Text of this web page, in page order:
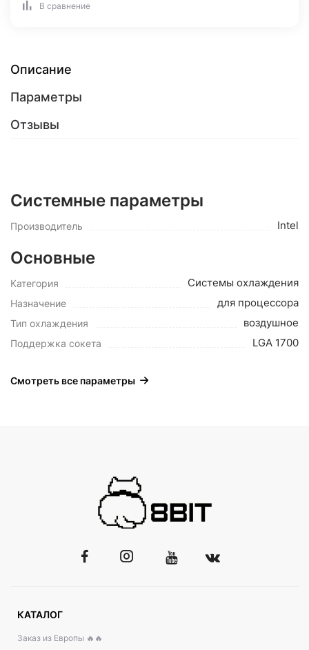
В сравнение
Описание
Параметры
Отзывы
Системные параметры
Производитель Intel
Основные
Категория Системы охлаждения
Назначение для процессора
Тип охлаждения воздушное
Поддержка сокета LGA 1700
Смотреть все параметры
КАТАЛОГ
Заказ из Европы 🔥🔥